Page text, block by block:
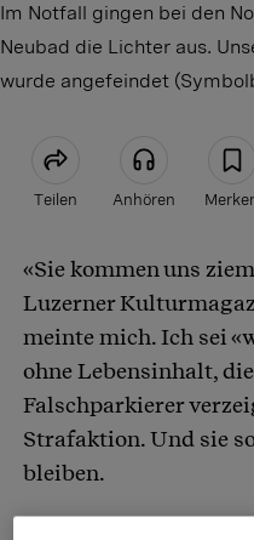
Im Notfall gingen bei den
Neubad die Lichter aus.
wurde angefeindet
Teilen Anhören
Artikel teilen
«Sie kommen uns
Luzerner
meinte mich. Ich sei
ohne Lebensinhalt,
Falschparkierer
Strafaktion. Und sie
bleiben.